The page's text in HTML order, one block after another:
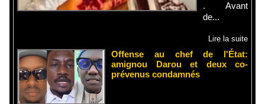
. Avant
de...
Lire la suite
Offense au chef de l'État:
amignou Darou et deux co-
prévenus condamnés